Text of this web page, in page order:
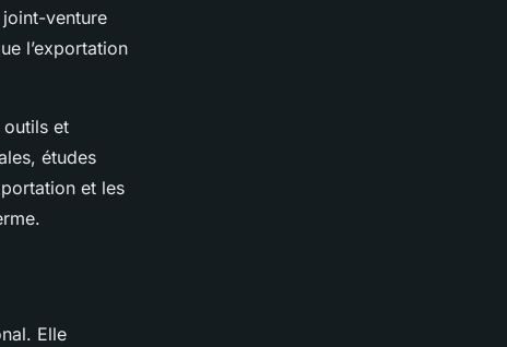
venture
l’exportation
outils et
études
et les
Elle